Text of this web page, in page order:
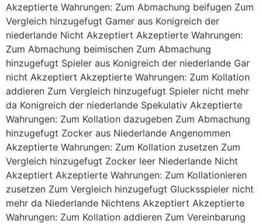
Akzeptierte Wahrungen: Zum Abmachung beifugen Zum
Vergleich hinzugefugt Gamer aus Konigreich der
niederlande Nicht Akzeptiert Akzeptierte Wahrungen:
Zum Abmachung beimischen Zum Abmachung
hinzugefugt Spieler aus Konigreich der niederlande Gar
nicht Akzeptiert Akzeptierte Wahrungen: Zum Kollation
addieren Zum Vergleich hinzugefugt Spieler nicht mehr
da Konigreich der niederlande Spekulativ Akzeptierte
Wahrungen: Zum Kollation dazugeben Zum Abmachung
hinzugefugt Zocker aus Niederlande Angenommen
Akzeptierte Wahrungen: Zum Kollation zusetzen Zum
Vergleich hinzugefugt Zocker leer Niederlande Nicht
Akzeptiert Akzeptierte Wahrungen: Zum Kollationieren
zusetzen Zum Vergleich hinzugefugt Glucksspieler nicht
mehr da Niederlande Nichtens Akzeptiert Akzeptierte
Wahrungen: Zum Kollation addieren Zum Vereinbarung